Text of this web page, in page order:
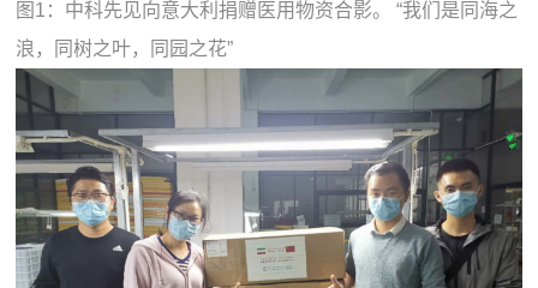
图1：中科先见向意大利捐赠医用物资合影。 “我们是同海之
浪，同树之叶，同园之花”